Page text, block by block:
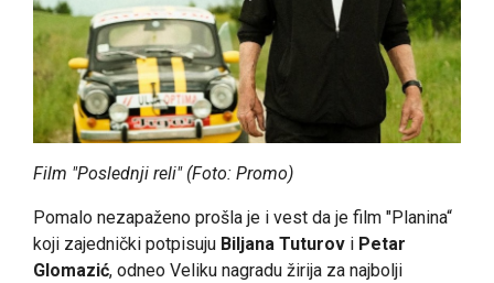
Film "Poslednji reli" (Foto: Promo)
Pomalo nezapaženo prošla je i vest da je film "Planina“
koji zajednički potpisuju Biljana Tuturov i Petar
Glomazić, odneo Veliku nagradu žirija za najbolji